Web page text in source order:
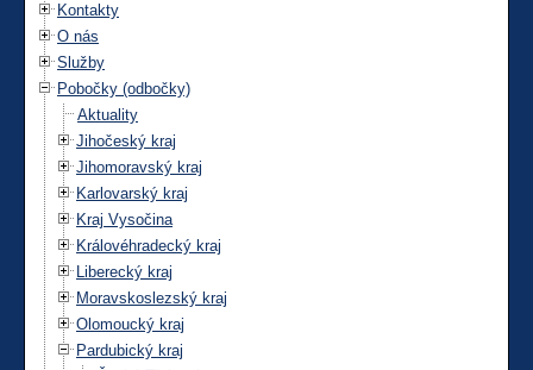
Kontakty
O nás
Služby
Pobočky (odbočky)
Aktuality
Jihočeský kraj
Jihomoravský kraj
Karlovarský kraj
Kraj Vysočina
Královéhradecký kraj
Liberecký kraj
Moravskoslezský kraj
Olomoucký kraj
Pardubický kraj